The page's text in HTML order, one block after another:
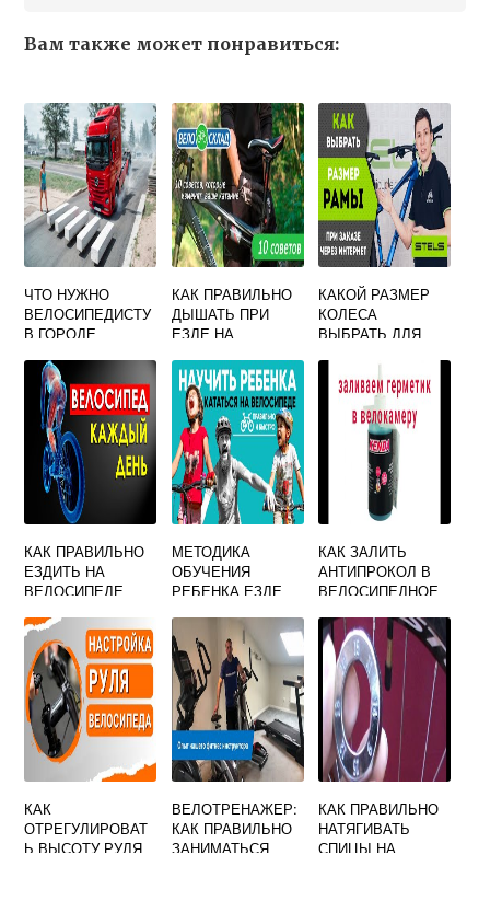
Вам также может понравиться:
ЧТО НУЖНО
ВЕЛОСИПЕДИСТУ
В ГОРОДЕ
КАК ПРАВИЛЬНО
ДЫШАТЬ ПРИ
ЕЗДЕ НА
КАКОЙ РАЗМЕР
КОЛЕСА
ВЫБРАТЬ ДЛЯ
КАК ПРАВИЛЬНО
ЕЗДИТЬ НА
ВЕЛОСИПЕДЕ
МЕТОДИКА
ОБУЧЕНИЯ
РЕБЕНКА ЕЗДЕ
КАК ЗАЛИТЬ
АНТИПРОКОЛ В
ВЕЛОСИПЕДНОЕ
КАК
ОТРЕГУЛИРОВАТ
Ь ВЫСОТУ РУЛЯ
ВЕЛОТРЕНАЖЕР:
КАК ПРАВИЛЬНО
ЗАНИМАТЬСЯ
КАК ПРАВИЛЬНО
НАТЯГИВАТЬ
СПИЦЫ НА